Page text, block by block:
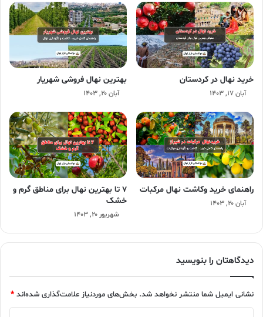
خرید نهال در کردستان
آبان ۱۷, ۱۴۰۳
بهترین نهال فروشی شهریار
آبان ۲۰, ۱۴۰۳
راهنمای خرید وکاشت نهال مرکبات
آبان ۲۰, ۱۴۰۳
۷ تا بهترین نهال برای مناطق گرم و
خشک
شهریور ۲۰, ۱۴۰۳
دیدگاهتان را بنویسید
نشانی ایمیل شما منتشر نخواهد شد. بخش‌های موردنیاز علامت‌گذاری شده‌اند *